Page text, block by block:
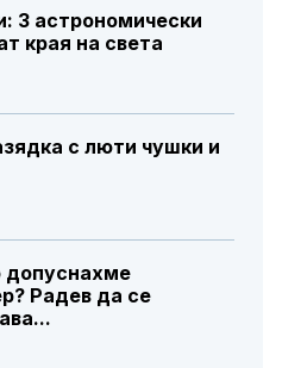
3 астрономически
края на света
с люти чушки и
допуснахме
Радев да се